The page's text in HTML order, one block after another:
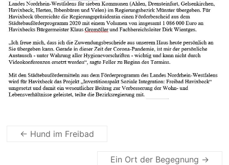
← Hund im Freibad
Ein Ort der Begegnung →